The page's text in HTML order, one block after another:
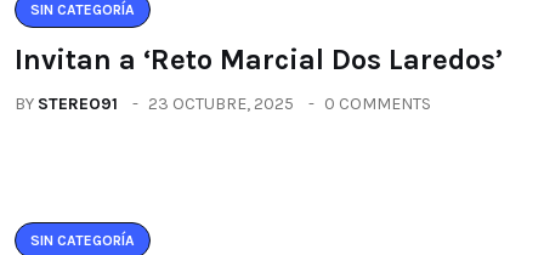
SIN CATEGORÍA
Invitan a ‘Reto Marcial Dos Laredos’
BY STEREO91 23 OCTUBRE, 2025 0 COMMENTS
SIN CATEGORÍA